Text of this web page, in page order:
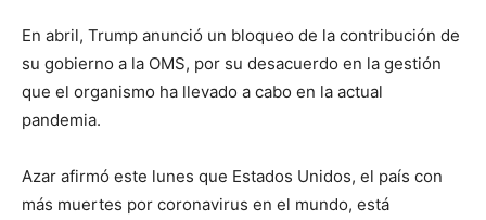
En abril, Trump anunció un bloqueo de la contribución de
su gobierno a la OMS, por su desacuerdo en la gestión
que el organismo ha llevado a cabo en la actual
pandemia.
Azar afirmó este lunes que Estados Unidos, el país con
más muertes por coronavirus en el mundo, está